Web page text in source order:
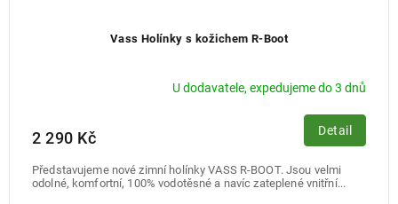
Vass Holínky s kožichem R-Boot
U dodavatele, expedujeme do 3 dnů
2 290 Kč Detail
Představujeme nové zimní holínky VASS R-BOOT. Jsou velmi
odolné, komfortní, 100% vodotěsné a navíc zateplené vnitřní...